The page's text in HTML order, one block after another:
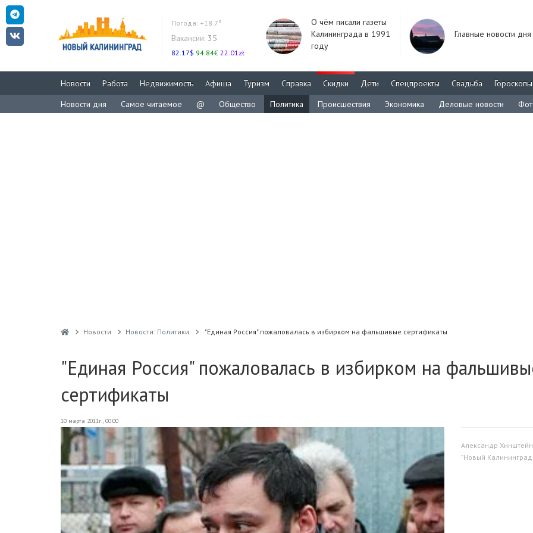
Погода: +18.7°
Вакансии: 35
82.17$ 94.84€ 22.01zł
О чём писали газеты
Калининграда в 1991
году
Главные новости дня
Новости Работа Недвижимость Афиша Туризм Справка Скидки Дети Спецпроекты Свадьба
Гороскопы
Новости дня
Самое читаемое @ Общество Политика Происшествия Экономика Деловые новости
Новости Новости: Политики "Единая Россия" пожаловалась в избирком на фальшивые сертификаты
"Единая Россия" пожаловалась в избирком на
сертификаты
10 марта 2011г., 00:00
Александр
"Новый